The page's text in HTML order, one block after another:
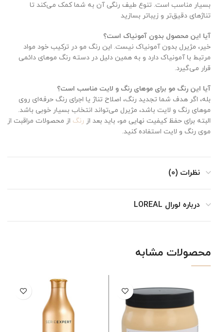
بسیار مناسب است. تنوع طیف رنگی آن به شما کمک می‌کند تا
تناژهای دقیق‌تر و زیباتر بسازید
آیا این محصول بدون آمونیاک است؟
خیر، مژیرل بدون آمونیاک نیست. این رنگ مو در ترکیب خود مواد
مرتبط با آمونیاک دارد و به همین دلیل در دسته رنگ موهای دائمی
قرار می‌گیرد.
آیا این رنگ مو برای موهای رنگ و لایت مناسب است؟
بله، اگر هدف شما تجدید رنگ، اصلاح تناژ یا اجرای رنگ حرفه‌ای روی
موهای رنگ و لایت باشد، مژیرل می‌تواند انتخاب بسیار خوبی باشد.
البته برای حفظ کیفیت نهایی مو، باید بعد از رنگ از محصولات مراقبت از
موی رنگ و لایت استفاده کنید.
نظرات (0)
درباره لورال LOREAL
محصولات مشابه